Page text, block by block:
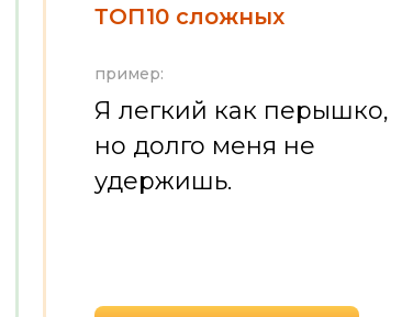
ТОП10 сложных
пример:
Я легкий как перышко,
но долго меня не
удержишь.